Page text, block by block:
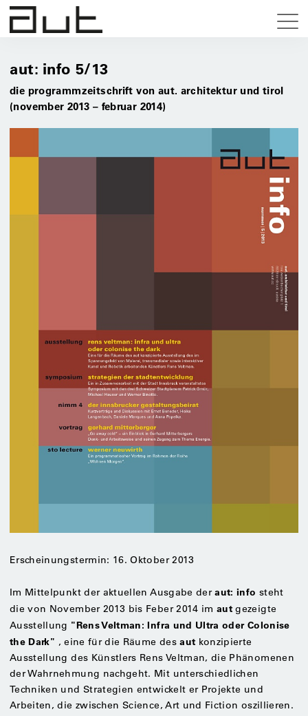
aut: info 5/13
die programmzeitschrift von aut. architektur und tirol
(november 2013 – februar 2014)
Erscheinungstermin: 16. Oktober 2013
Im Mittelpunkt der aktuellen Ausgabe deraut: info steht
die von November 2013 bis Feber 2014 imautgezeigte
Ausstellung "Rens Veltman: Infra und Ultra oder Colonise
the Dark" , eine für die Räume desaut konzipierte
Ausstellung des Künstlers Rens Veltman, die Phänomenen
der Wahrnehmung nachgeht. Mit unterschiedlichen
Techniken und Strategien entwickelt er Projekte und
Arbeiten, die zwischen Science, Art und Fiction oszillieren.